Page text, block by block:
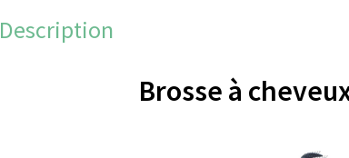
Description
Brosse à